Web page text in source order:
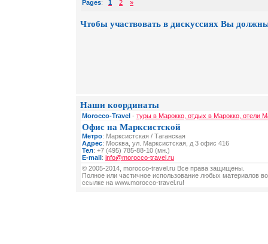
Pages: 1 2 »
Чтобы участвовать в дискуссиях Вы
Наши координаты
Morocco-Travel - туры в Марокко, отдых в Марокко, отели
Офис на Марксистской
Метро: Марксистская / Таганская
Адрес: Москва, ул. Марксистская, д 3 офис 416
Тел: +7 (495) 785-88-10 (мн.)
E-mail: info@morocco-travel.ru
© 2005-2014, morocco-travel.ru Все права защищены.
Полное или частичное использование любых материалов
ссылке на www.morocco-travel.ru!